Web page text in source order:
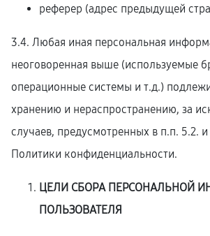
реферер (адрес предыдущей
3.4. Любая иная персональная
неоговоренная выше (используемые
операционные системы и т.д.)
хранению и нераспространению, за
случаев, предусмотренных в п.п. 5.2.
Политики конфиденциальности.
ЦЕЛИ СБОРА ПЕРСОНАЛЬНОЙ
ПОЛЬЗОВАТЕЛЯ